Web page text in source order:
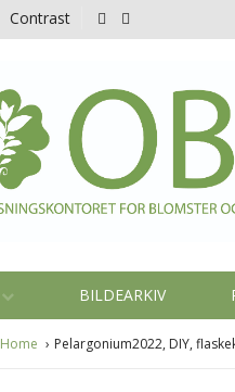
Contrast
BILDEARKIV
Home Pelargonium2022, DIY,